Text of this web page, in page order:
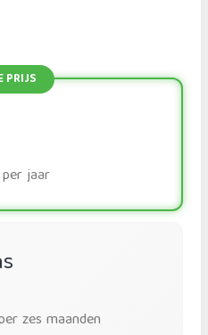
jaar
zes maanden